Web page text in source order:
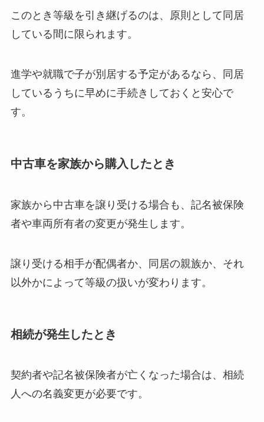
このとき等級を引き継げるのは、原則として同居
している間に限られます。
進学や就職で子が別居する予定があるなら、同居
しているうちに早めに手続きしておくと安心で
す。
中古車を家族から購入したとき
家族から中古車を譲り受ける場合も、記名被保険
者や車両所有者の変更が発生します。
譲り受ける相手が配偶者か、同居の親族か、それ
以外かによって等級の扱いが変わります。
相続が発生したとき
契約者や記名被保険者が亡くなった場合は、相続
人への名義変更が必要です。